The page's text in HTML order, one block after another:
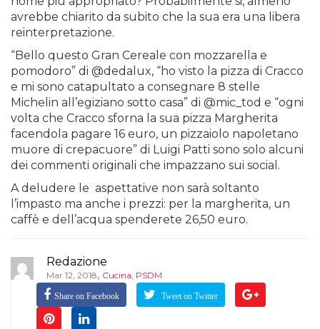
avrebbe chiarito da subito che la sua era una libera
reinterpretazione.
“Bello questo Gran Cereale con mozzarella e
pomodoro” di @dedalux, “ho visto la pizza di Cracco
e mi sono catapultato a consegnare 8 stelle
Michelin all’egiziano sotto casa” di @mic_tod e “ogni
volta che Cracco sforna la sua pizza Margherita
facendola pagare 16 euro, un pizzaiolo napoletano
muore di crepacuore” di Luigi Patti sono solo alcuni
dei commenti originali che impazzano sui social.
A deludere le aspettative non sarà soltanto
l’impasto ma anche i prezzi: per la margherita, un
caffè e dell’acqua spenderete 26,50 euro.
Redazione
Mar 12, 2018, Cucina, PSDM
Share on Facebook Tweet on Twitter